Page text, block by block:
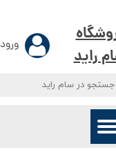
راید
ورود
حساب کاربری من
تغییر گذر واژه
سفارشات
خروج از حساب کاربری